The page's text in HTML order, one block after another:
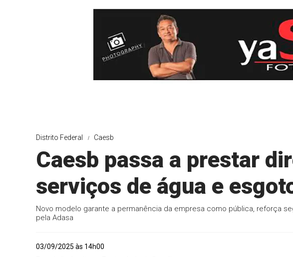
Distrito Federal Caesb
Caesb passa a prestar
serviços de água e
Novo modelo garante a permanência da empresa como pública, reforça
pela Adasa
03/09/2025 às 14h00